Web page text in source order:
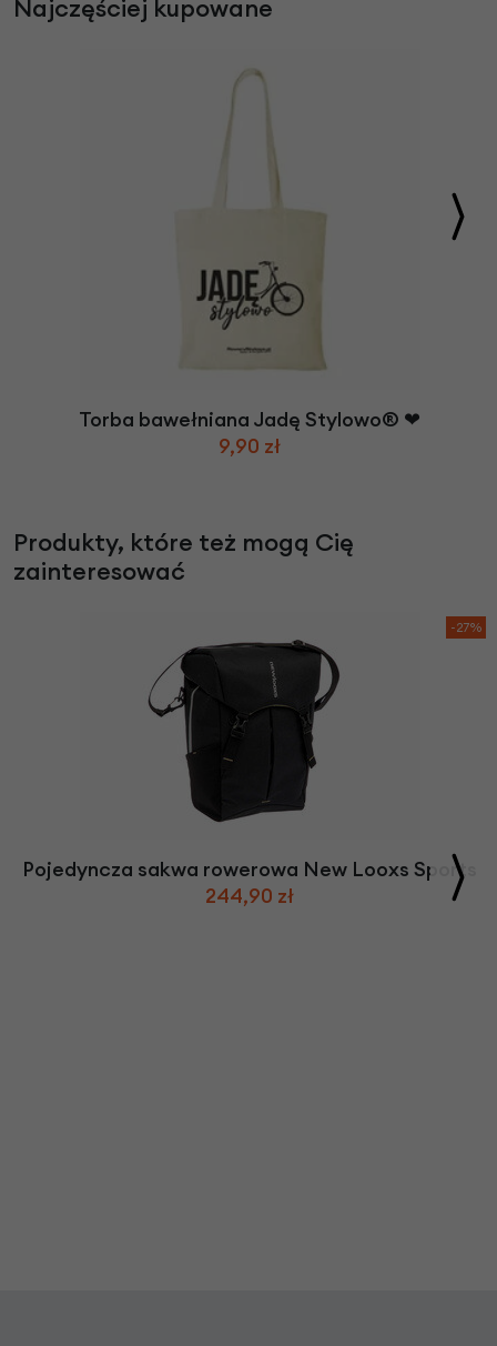
Najczęściej kupowane
Torba bawełniana Jadę Stylowo® ❤
9,90 zł
Produkty, które też mogą Cię
zainteresować
-27%
Pojedyncza sakwa rowerowa New Looxs Sports
244,90 zł